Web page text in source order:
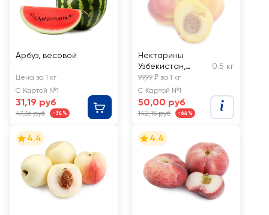
Арбуз, весовой
Цена за 1 кг
С Картой №1
31,19 руб
47,36 руб -34%
Нектарины
Узбекистан,
весовые
0.5 кг
99,99 ₽ за 1 кг
С Картой №1
50,00 руб
142,15 руб -64%
4.4 4.4